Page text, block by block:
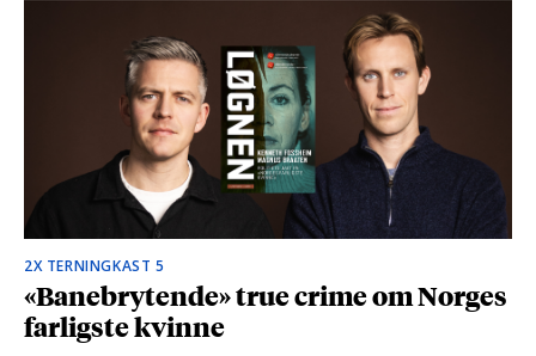
2X TERNINGKAST 5
«Banebrytende» true crime om Norges
farligste kvinne